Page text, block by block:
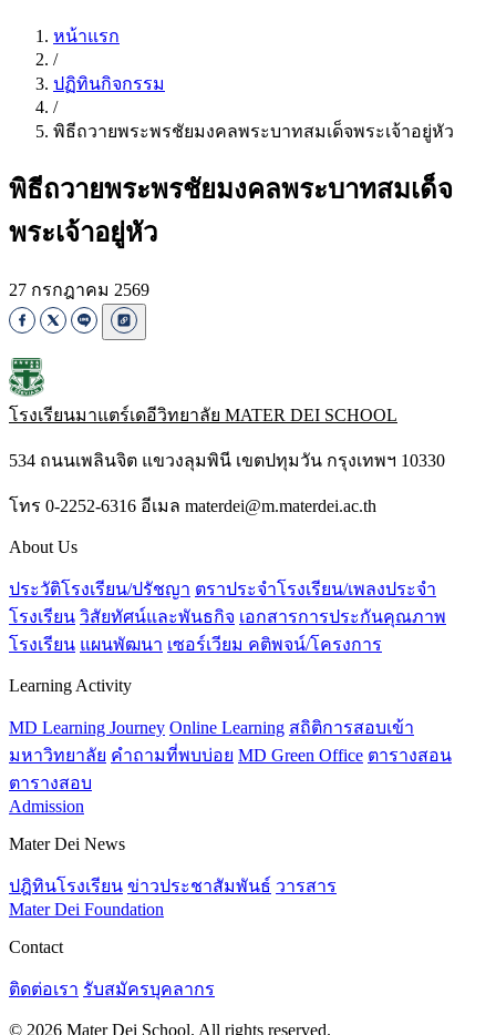
หน้าแรก
/
ปฏิทินกิจกรรม
/
พิธีถวายพระพรชัยมงคลพระบาทสมเด็จพระเจ้าอยู่หัว
พิธีถวายพระพรชัยมงคลพระบาทสมเด็จ
พระเจ้าอยู่หัว
27 กรกฎาคม 2569
โรงเรียนมาแตร์เดอีวิทยาลัย MATER DEI SCHOOL
534 ถนนเพลินจิต แขวงลุมพินี เขตปทุมวัน กรุงเทพฯ 10330
โทร 0-2252-6316 อีเมล materdei@m.materdei.ac.th
About Us
ประวัติโรงเรียน/ปรัชญา ตราประจำโรงเรียน/เพลงประจำ
โรงเรียน วิสัยทัศน์และพันธกิจ เอกสารการประกันคุณภาพ
โรงเรียน แผนพัฒนา เซอร์เวียม คติพจน์/โครงการ
Learning Activity
MD Learning Journey Online Learning สถิติการสอบเข้า
มหาวิทยาลัย คำถามที่พบบ่อย MD Green Office ตารางสอน
ตารางสอบ
Admission
Mater Dei News
ปฎิทินโรงเรียน ข่าวประชาสัมพันธ์ วารสาร
Mater Dei Foundation
Contact
ติดต่อเรา รับสมัครบุคลากร
© 2026 Mater Dei School. All rights reserved.